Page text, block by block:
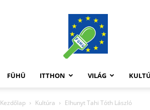
FüHü
FÜHÜ ITTHON VILÁG
Kezdőlap Kultúra Elhunyt Tahi Tóth László